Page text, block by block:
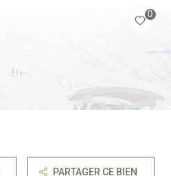
0
PARTAGER CE BIEN